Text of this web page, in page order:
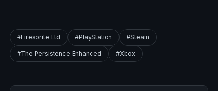
#Firesprite Ltd #PlayStation #Steam
#The Persistence Enhanced #Xbox